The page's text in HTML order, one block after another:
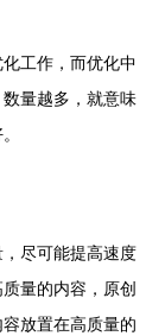
工作，而优化中
量越多，就意味
尽可能提高速度
量的内容，原创
放置在高质量的